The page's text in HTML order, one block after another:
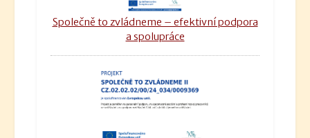
Společně to zvládneme – efektivní podpora
a spolupráce